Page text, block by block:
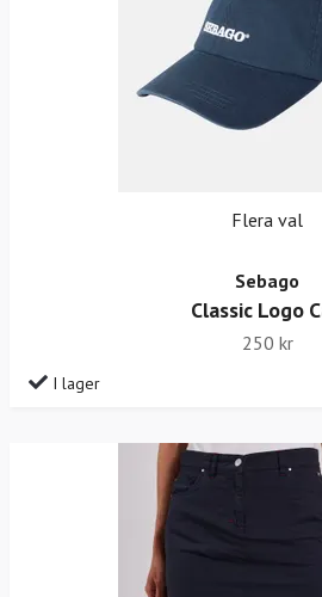
Flera val
Sebago
Classic Logo
250 kr
I lager